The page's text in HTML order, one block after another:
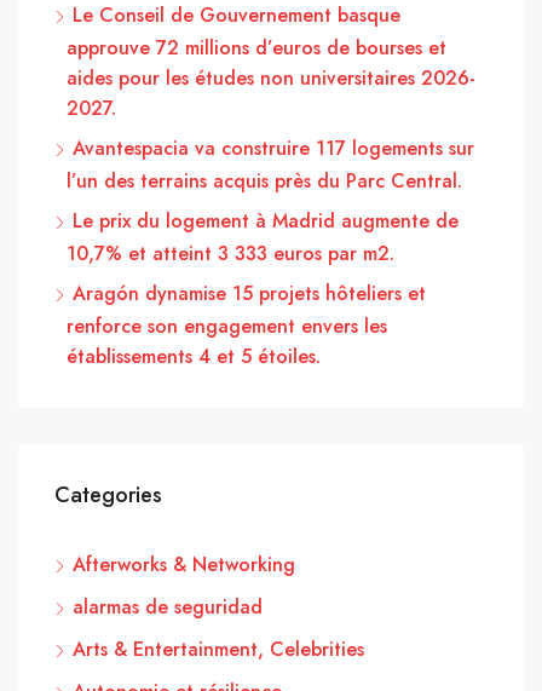
Le Conseil de Gouvernement basque
approuve 72 millions d’euros de bourses et
aides pour les études non universitaires 2026-
2027.
Avantespacia va construire 117 logements sur
l’un des terrains acquis près du Parc Central.
Le prix du logement à Madrid augmente de
10,7% et atteint 3 333 euros par m2.
Aragón dynamise 15 projets hôteliers et
renforce son engagement envers les
établissements 4 et 5 étoiles.
Categories
Afterworks & Networking
alarmas de seguridad
Arts & Entertainment, Celebrities